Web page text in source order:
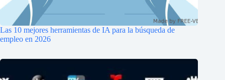
Las 10 mejores herramientas de IA para la búsqueda de
empleo en 2026